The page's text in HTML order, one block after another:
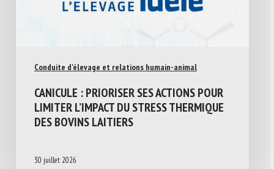
Conduite d'élevage et relations humain-animal
CANICULE : PRIORISER SES ACTIONS POUR
LIMITER L’IMPACT DU STRESS THERMIQUE
DES BOVINS LAITIERS
30 juillet 2026